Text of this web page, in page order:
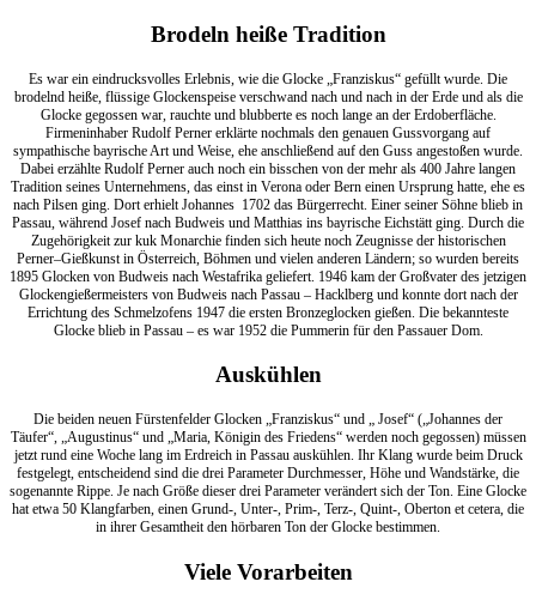
Brodeln heiße Tradition
Es war ein eindrucksvolles Erlebnis, wie die Glocke „Franziskus“ gefüllt wurde. Die
brodelnd heiße, flüssige Glockenspeise verschwand nach und nach in der Erde und als die
Glocke gegossen war, rauchte und blubberte es noch lange an der Erdoberfläche.
Firmeninhaber Rudolf Perner erklärte nochmals den genauen Gussvorgang auf
sympathische bayrische Art und Weise, ehe anschließend auf den Guss angestoßen wurde.
Dabei erzählte Rudolf Perner auch noch ein bisschen von der mehr als 400 Jahre langen
Tradition seines Unternehmens, das einst in Verona oder Bern einen Ursprung hatte, ehe es
nach Pilsen ging. Dort erhielt Johannes 1702 das Bürgerrecht. Einer seiner Söhne blieb in
Passau, während Josef nach Budweis und Matthias ins bayrische Eichstätt ging. Durch die
Zugehörigkeit zur kuk Monarchie finden sich heute noch Zeugnisse der historischen
Perner–Gießkunst in Österreich, Böhmen und vielen anderen Ländern; so wurden bereits
1895 Glocken von Budweis nach Westafrika geliefert. 1946 kam der Großvater des jetzigen
Glockengießermeisters von Budweis nach Passau – Hacklberg und konnte dort nach der
Errichtung des Schmelzofens 1947 die ersten Bronzeglocken gießen. Die bekannteste
Glocke blieb in Passau – es war 1952 die Pummerin für den Passauer Dom.
Auskühlen
Die beiden neuen Fürstenfelder Glocken „Franziskus“ und „ Josef“ („Johannes der
Täufer“, „Augustinus“ und „Maria, Königin des Friedens“ werden noch gegossen) müssen
jetzt rund eine Woche lang im Erdreich in Passau auskühlen. Ihr Klang wurde beim Druck
festgelegt, entscheidend sind die drei Parameter Durchmesser, Höhe und Wandstärke, die
sogenannte Rippe. Je nach Größe dieser drei Parameter verändert sich der Ton. Eine Glocke
hat etwa 50 Klangfarben, einen Grund-, Unter-, Prim-, Terz-, Quint-, Oberton et cetera, die
in ihrer Gesamtheit den hörbaren Ton der Glocke bestimmen.
Viele Vorarbeiten